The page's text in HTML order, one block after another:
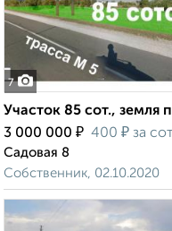
7
Участок 85 сот., земля
3 000 000 ₽ 400 ₽ за
Садовая 8
Собственник, 02.10.2020